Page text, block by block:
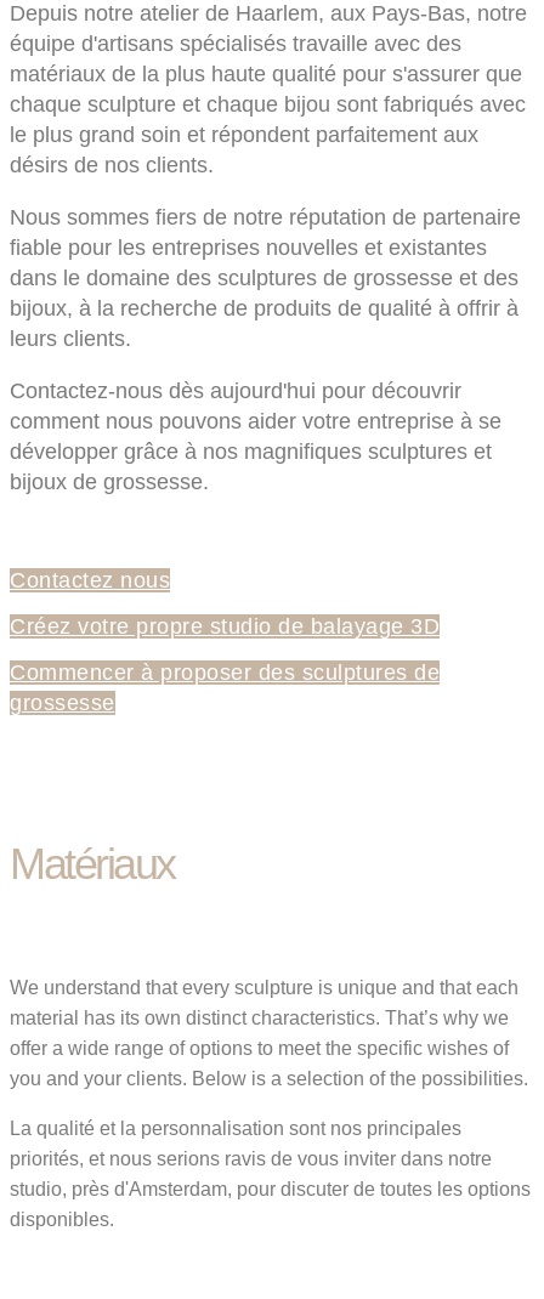
Depuis notre atelier de Haarlem, aux Pays-Bas, notre
équipe d'artisans spécialisés travaille avec des
matériaux de la plus haute qualité pour s'assurer que
chaque sculpture et chaque bijou sont fabriqués avec
le plus grand soin et répondent parfaitement aux
désirs de nos clients.
Nous sommes fiers de notre réputation de partenaire
fiable pour les entreprises nouvelles et existantes
dans le domaine des sculptures de grossesse et des
bijoux, à la recherche de produits de qualité à offrir à
leurs clients.
Contactez-nous dès aujourd'hui pour découvrir
comment nous pouvons aider votre entreprise à se
développer grâce à nos magnifiques sculptures et
bijoux de grossesse.
Contactez nous
Créez votre propre studio de balayage 3D
Commencer à proposer des sculptures de
grossesse
Matériaux
We understand that every sculpture is unique and that each
material has its own distinct characteristics. That’s why we
offer a wide range of options to meet the specific wishes of
you and your clients. Below is a selection of the possibilities.
La qualité et la personnalisation sont nos principales
priorités, et nous serions ravis de vous inviter dans notre
studio, près d'Amsterdam, pour discuter de toutes les options
disponibles.